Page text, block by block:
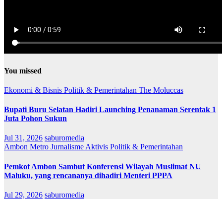
You missed
Ekonomi & Bisnis Politik & Pemerintahan The Moluccas
Bupati Buru Selatan Hadiri Launching Penanaman Serentak 1
Juta Pohon Sukun
Jul 31, 2026 saburomedia
Ambon Metro Jurnalisme Aktivis Politik & Pemerintahan
Pemkot Ambon Sambut Konferensi Wilayah Muslimat NU
Maluku, yang rencananya dihadiri Menteri PPPA
Jul 29, 2026 saburomedia